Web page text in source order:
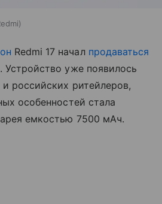
Redmi 17 начал продаваться
Устройство уже появилось
российских ритейлеров,
особенностей стала
емкостью 7500 мАч.